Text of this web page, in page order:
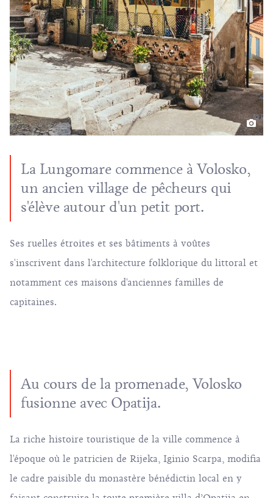
La Lungomare commence à Volosko,
un ancien village de pêcheurs qui
s'élève autour d'un petit port.
Ses ruelles étroites et ses bâtiments à voûtes
s'inscrivent dans l'architecture folklorique du littoral et
notamment ces maisons d'anciennes familles de
capitaines.
Au cours de la promenade, Volosko
fusionne avec Opatija.
La riche histoire touristique de la ville commence à
l'époque où le patricien de Rijeka, Iginio Scarpa, modifia
le cadre paisible du monastère bénédictin local en y